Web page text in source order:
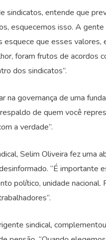
sindicatos, entende que
esquecemos isso. A
esquece que esses
foram frutos de acordos
dos sindicatos”.
na governança de uma
de quem você
a verdade”.
Selim Oliveira fez uma
“É importante
político, unidade
sindical,